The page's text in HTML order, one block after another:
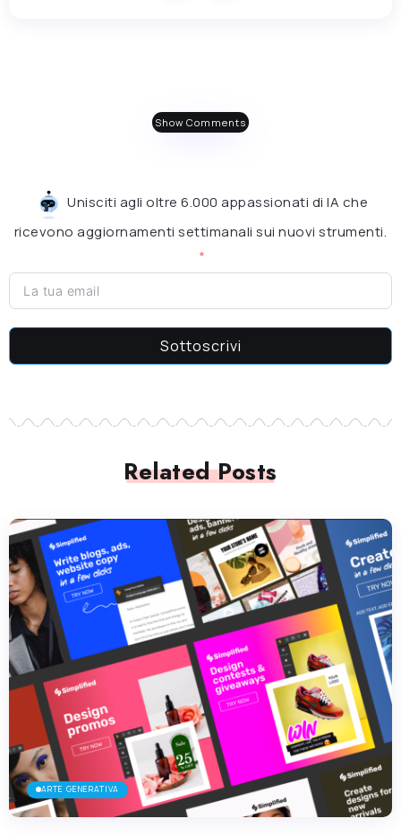
Show Comments
Unisciti agli oltre 6.000 appassionati di IA che
ricevono aggiornamenti settimanali sui nuovi strumenti.
Sottoscrivi
Related Posts
ARTE GENERATIVA